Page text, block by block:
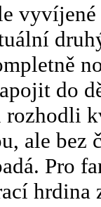
do
ale
Pro
hrdina